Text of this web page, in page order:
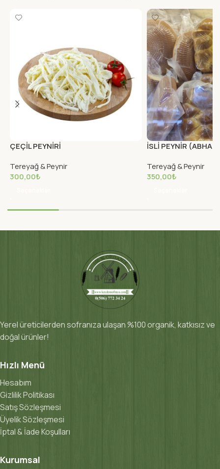
ÇEÇİL PEYNİRİ
Tereyağ & Peynir
300,00₺
İSLİ PEYNİR
Tereyağ & Peynir
350,00₺
Yerel üreticilerden sofranıza ulaşan %100 organik, katkısız ve
doğal ürünler!
Hızlı Menü
Hesabım
Gizlilik Politikası
Satış Sözleşmesi
Üyelik Sözleşmesi
İptal & İade Koşulları
Kurumsal